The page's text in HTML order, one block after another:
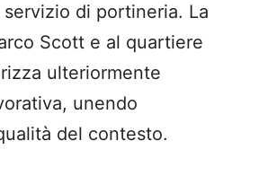
di portineria. La
Scott e al quartiere
ulteriormente
unendo
del contesto.